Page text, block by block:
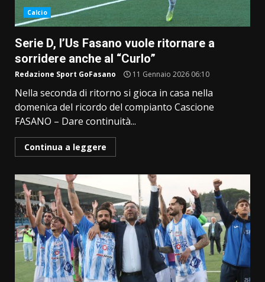
Calcio
Serie D, l’Us Fasano vuole ritornare a
sorridere anche al “Curlo”
Redazione Sport GoFasano 11 Gennaio 2026 06:10
Nella seconda di ritorno si gioca in casa nella
domenica del ricordo del compianto Cascione
FASANO – Dare continuità...
Continua a leggere